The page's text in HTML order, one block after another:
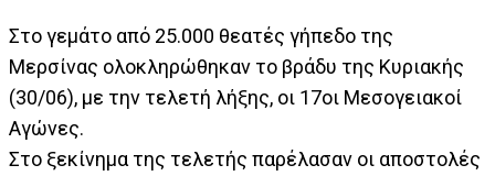
Στο γεμάτο από 25.000 θεατές γήπεδο της
Μερσίνας ολοκληρώθηκαν το βράδυ της Κυριακής
(30/06), με την τελετή λήξης, οι 17οι Μεσογειακοί
Αγώνες.
Στο ξεκίνημα της τελετής παρέλασαν οι αποστολές